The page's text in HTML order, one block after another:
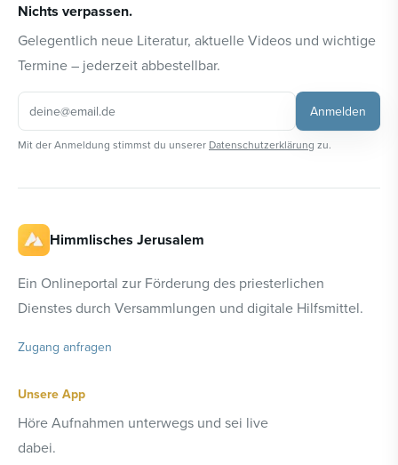
Nichts verpassen.
Gelegentlich neue Literatur, aktuelle Videos und wichtige
Termine – jederzeit abbestellbar.
Anmelden
Mit der Anmeldung stimmst du unserer Datenschutzerklärung zu.
Himmlisches Jerusalem
Ein Onlineportal zur Förderung des priesterlichen
Dienstes durch Versammlungen und digitale Hilfsmittel.
Zugang anfragen
Unsere App
Höre Aufnahmen unterwegs und sei live
dabei.